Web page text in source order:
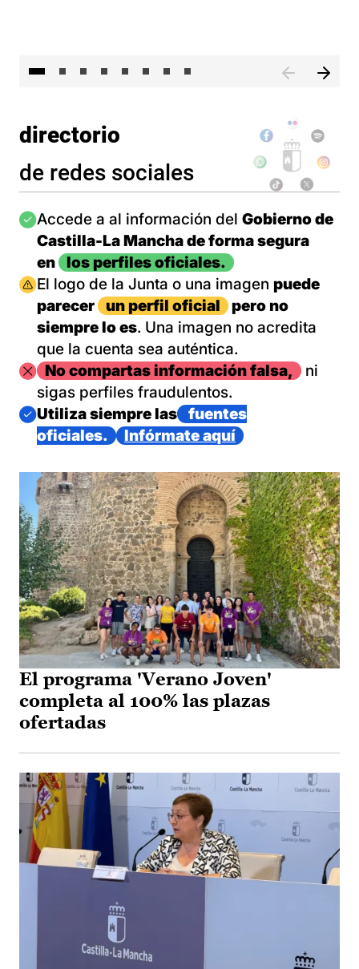
directorio
de redes sociales
Imagen
Accede a al información del Gobierno de
Castilla-La Mancha de forma segura
en
los perfiles oficiales.
Imagen
El logo de la Junta o una imagen puede
parecer
un perfil oficial
pero no
siempre lo es. Una imagen no acredita
que la cuenta sea auténtica.
ImagenNo compartas información falsa,
ni
sigas perfiles fraudulentos.
Imagen
Utiliza siempre las
fuentes
oficiales.
Infórmate aquí
El programa 'Verano Joven'
completa al 100% las plazas
ofertadas